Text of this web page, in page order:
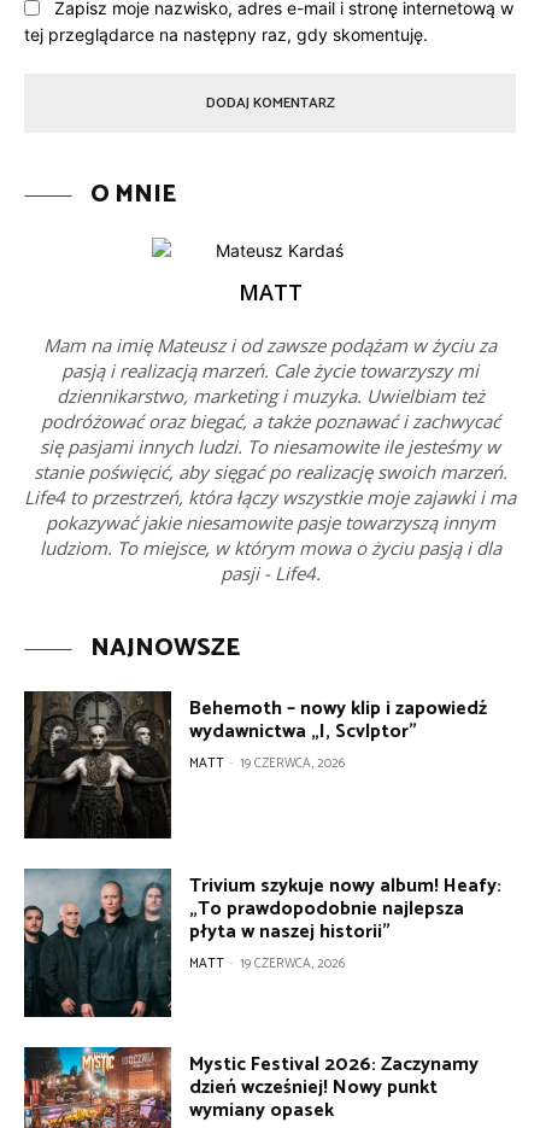
Zapisz moje nazwisko, adres e-mail i stronę internetową w
tej przeglądarce na następny raz, gdy skomentuję.
O MNIE
MATT
Mam na imię Mateusz i od zawsze podążam w życiu za
pasją i realizacją marzeń. Cale życie towarzyszy mi
dziennikarstwo, marketing i muzyka. Uwielbiam też
podróżować oraz biegać, a także poznawać i zachwycać
się pasjami innych ludzi. To niesamowite ile jesteśmy w
stanie poświęcić, aby sięgać po realizację swoich marzeń.
Life4 to przestrzeń, która łączy wszystkie moje zajawki i ma
pokazywać jakie niesamowite pasje towarzyszą innym
ludziom. To miejsce, w którym mowa o życiu pasją i dla
pasji - Life4.
NAJNOWSZE
Behemoth – nowy klip i zapowiedź
wydawnictwa „I, Scvlptor”
MATT - 19 CZERWCA, 2026
Trivium szykuje nowy album! Heafy:
„To prawdopodobnie najlepsza
płyta w naszej historii”
MATT - 19 CZERWCA, 2026
Mystic Festival 2026: Zaczynamy
dzień wcześniej! Nowy punkt
wymiany opasek